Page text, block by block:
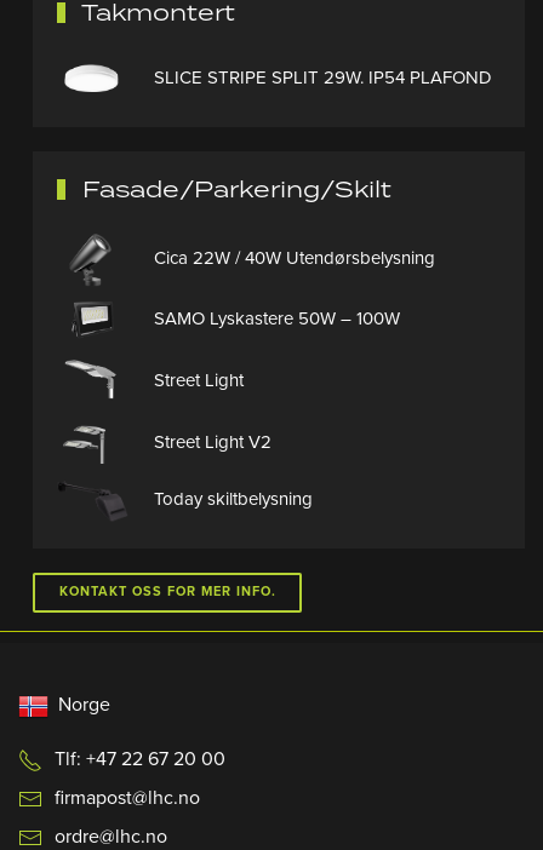
Takmontert
SLICE STRIPE SPLIT 29W. IP54 PLAFOND
Fasade/Parkering/Skilt
Cica 22W / 40W Utendørsbelysning
SAMO Lyskastere 50W – 100W
Street Light
Street Light V2
Today skiltbelysning
KONTAKT OSS FOR MER INFO.
Norge
Tlf: +47 22 67 20 00
firmapost@lhc.no
ordre@lhc.no